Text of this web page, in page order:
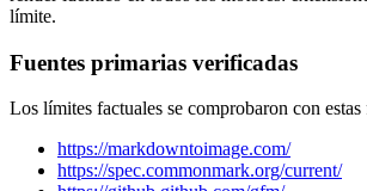
límite.
Fuentes primarias verificadas
Los límites factuales se comprobaron con estas
https://markdowntoimage.com/
https://spec.commonmark.org/current/